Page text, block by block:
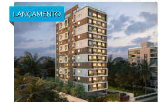
LANÇAMENTO